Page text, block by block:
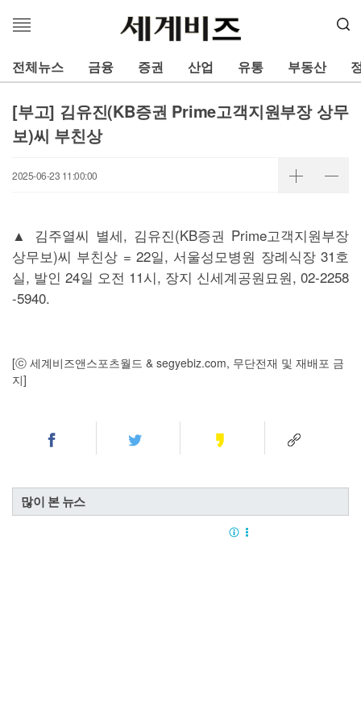
메
열
기
전체뉴스 금융 증권 산업 유통 부동산
[부고] 김유진(KB증권 Prime고객지원부장 상무
보)씨 부친상
2025-06-23 11:00:00
▲ 김주열씨 별세, 김유진(KB증권 Prime고객지원부장
상무보)씨 부친상 = 22일, 서울성모병원 장례식장 31호
실, 발인 24일 오전 11시, 장지 신세계공원묘원, 02-2258
-5940.
[ⓒ 세계비즈앤스포츠월드 & segyebiz.com, 무단전재 및 재배포 금
지]
많이 본 뉴스